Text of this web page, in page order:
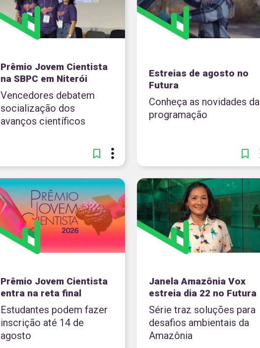
Prêmio Jovem Cientista
na SBPC em Niterói
Vencedores debatem
socialização dos
avanços científicos
Estreias de agosto no
Futura
Conheça as novidades da
programação
Prêmio Jovem Cientista
entra na reta final
Estudantes podem fazer
inscrição até 14 de
agosto
Janela Amazônia Vox
estreia dia 22 no Futura
Série traz soluções para
desafios ambientais da
Amazônia